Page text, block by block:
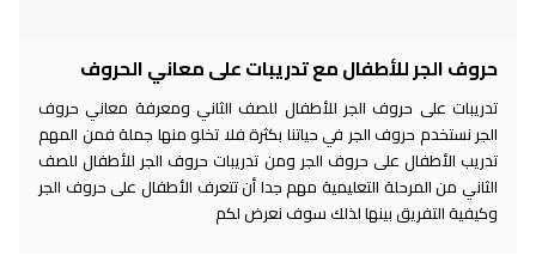
حروف الجر للأطفال مع تدريبات على معاني الحروف
تدريبات على حروف الجر للأطفال للصف الثاني ومعرفة معاني حروف
الجر نستخدم حروف الجر في حياتنا بكثرة فلا تخلو منها جملة فمن المهم
تدريب الأطفال على حروف الجر ومن تدريبات حروف الجر للأطفال للصف
الثاني من المرحلة التعليمية مهم جدا أن تتعرف الأطفال على حروف الجر
وكيفية التفريق بينها لذلك سوف نعرض لكم